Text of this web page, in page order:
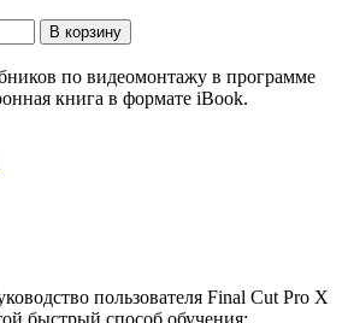
В корзину
по видеомонтажу в программе
книга в формате iBook.
пользователя Final Cut Pro X